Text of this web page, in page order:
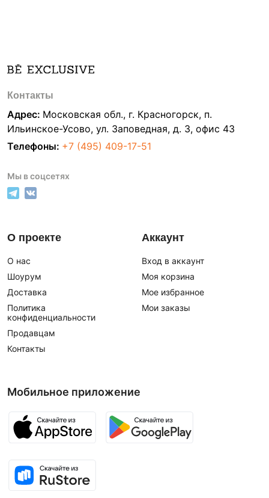
Контакты
Адрес: Московская обл., г. Красногорск, п.
Ильинское-Усово, ул. Заповедная, д. 3, офис 43
Телефоны: +7 (495) 409-17-51
Мы в соцсетях
О проекте
О нас
Шоурум
Доставка
Политика
конфиденциальности
Продавцам
Контакты
Аккаунт
Вход в аккаунт
Моя корзина
Мое избранное
Мои заказы
Мобильное приложение